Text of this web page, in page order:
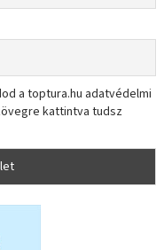
a toptura.hu adatvédelmi
kattintva tudsz